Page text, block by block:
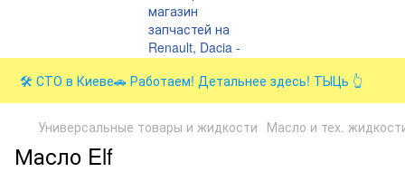
🛠️ СТО в Киеве🚗 Работаем! Детальнее здесь! ТЫЦь 👆
Универсальные товары и жидкости Масло и тех.
Масло Elf